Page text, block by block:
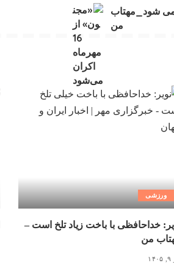
اکران می شود_مهتاب
من
ورزشی
خداحافظی با باخت زیاد تلخ است –
من